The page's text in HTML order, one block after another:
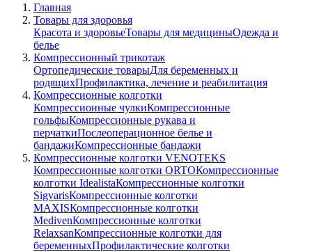
Главная
Товары для здоровья
Красота и здоровьеТовары для медициныОдежда и
белье
Компрессионный трикотаж
Ортопедические товарыДля беременных и
родящихПрофилактика, лечение и реабилитация
Компрессионные колготки
Компрессионные чулкиКомпрессионные
гольфыКомпрессионные рукава и
перчаткиПослеоперационное белье и
бандажиКомпрессионные бандажи
Компрессионные колготки VENOTEKS
Компрессионные колготки ORTOКомпрессионные
колготки IdealistaКомпрессионные колготки
SigvarisКомпрессионные колготки
MAXISКомпрессионные колготки
MedivenКомпрессионные колготки
RelaxsanКомпрессионные колготки для
беременныхПрофилактические колготки